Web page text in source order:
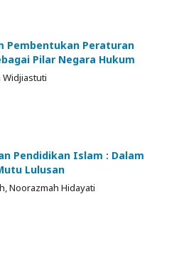
Pembentukan Peraturan
Pilar Negara Hukum
Widjiastuti
Pendidikan Islam : Dalam
Lulusan
Noorazmah Hidayati